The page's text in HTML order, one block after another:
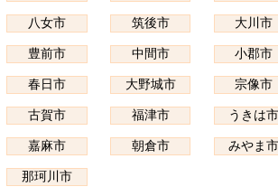
八女市 筑後市 大川市
豊前市 中間市 小郡市
春日市 大野城市 宗像市
古賀市 福津市 うきは市
嘉麻市 朝倉市 みやま市
那珂川市